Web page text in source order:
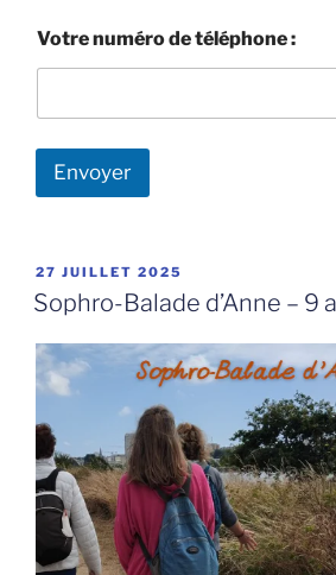
Votre numéro de téléphone :
Envoyer
PUBLIÉ
LE
27 JUILLET 2025
Sophro-Balade d’Anne – 9